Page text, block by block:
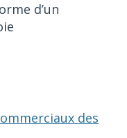
d’un
des